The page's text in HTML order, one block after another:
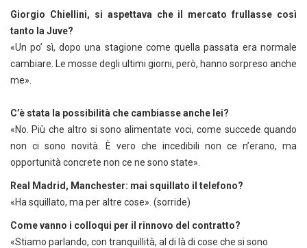
Giorgio Chiellini, si aspettava che il mercato frullasse così
tanto la Juve?
«Un po’ sì, dopo una stagione come quella passata era normale
cambiare. Le mosse degli ultimi giorni, però, hanno sorpreso anche
me».
C’è stata la possibilità che cambiasse anche lei?
«No. Più che altro si sono alimentate voci, come succede quando
non ci sono novità. È vero che incedibili non ce n’erano, ma
opportunità concrete non ce ne sono state».
Real Madrid, Manchester: mai squillato il telefono?
«Ha squillato, ma per altre cose». (sorride)
Come vanno i colloqui per il rinnovo del contratto?
«Stiamo parlando, con tranquillità, al di là di cose che si sono